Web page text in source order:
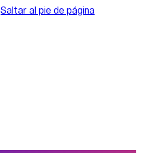
Saltar al pie de página